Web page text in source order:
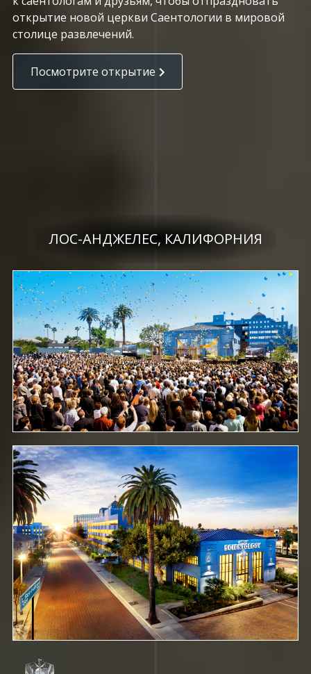
открытие новой церкви Саентологии в мировой
столице развлечений.
Посмотрите открытие
ЛОС-АНДЖЕЛЕС, КАЛИФОРНИЯ